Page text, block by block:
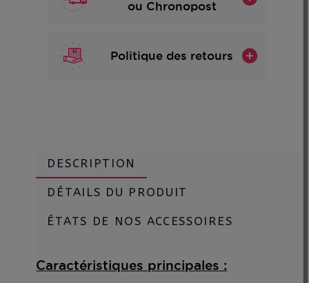
ou Chronopost
Politique des retours
DESCRIPTION
DÉTAILS DU PRODUIT
ÉTATS DE NOS ACCESSOIRES
Caractéristiques principales :